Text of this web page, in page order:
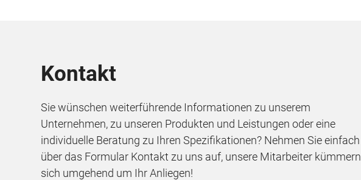
Kontakt
Sie wünschen weiterführende Informationen zu unserem
Unternehmen, zu unseren Produkten und Leistungen oder eine
individuelle Beratung zu Ihren Spezifikationen? Nehmen Sie einfach
über das Formular Kontakt zu uns auf, unsere Mitarbeiter kümmern
sich umgehend um Ihr Anliegen!